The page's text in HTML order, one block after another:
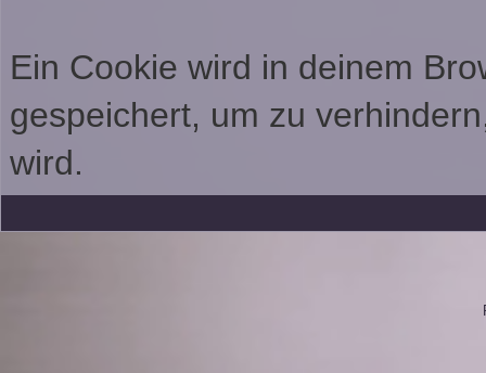
Ein Cookie wird in deinem
gespeichert, um zu
wird.